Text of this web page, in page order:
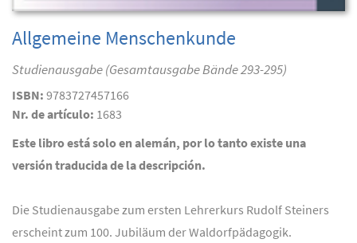
Allgemeine Menschenkunde
Studienausgabe (Gesamtausgabe Bände 293-295)
ISBN: 9783727457166
Nr. de artículo: 1683
Este libro está solo en alemán, por lo tanto existe una
versión traducida de la descripción.
Die Studienausgabe zum ersten Lehrerkurs Rudolf Steiners
erscheint zum 100. Jubiläum der Waldorfpädagogik.